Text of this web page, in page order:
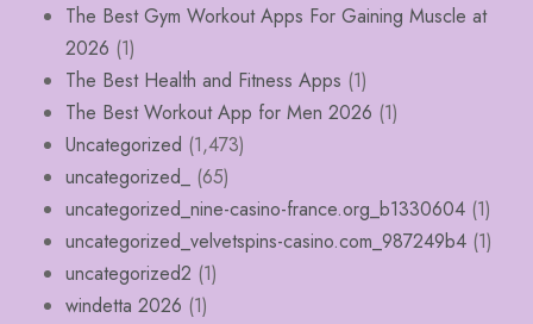
The Best Gym Workout Apps For Gaining Muscle at
2026 (1)
The Best Health and Fitness Apps (1)
The Best Workout App for Men 2026 (1)
Uncategorized (1,473)
uncategorized_
(65)
uncategorized_nine-casino-france.org_b1330604 (1)
uncategorized_velvetspins-casino.com_987249b4 (1)
uncategorized2 (1)
windetta 2026 (1)